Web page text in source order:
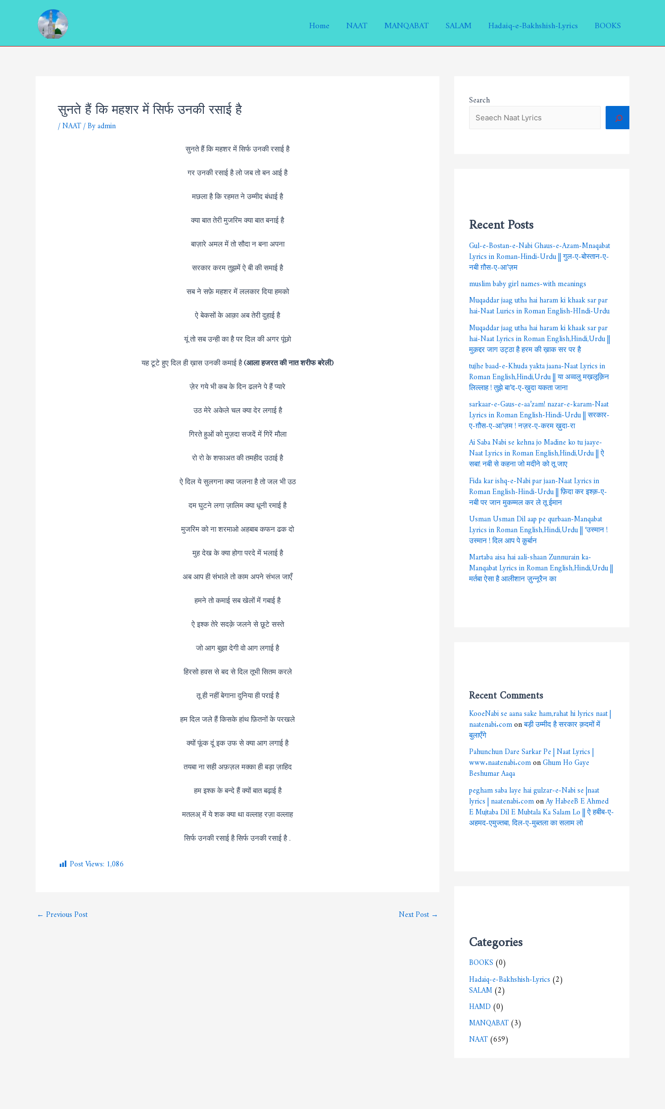
Home NAAT MANQABAT SALAM Hadaiq-e-Bakhshish-Lyrics BOOKS
सुनते हैं कि महशर में सिर्फ उनकी रसाई है
/NAAT/ Byadmin
सुनते हैं कि महशर में सिर्फ उनकी रसाई है
गर उनकी रसाई है लो जब तो बन आई है
मछला है कि रहमत ने उम्मीद बंधाई है
क्या बात तेरी मुजरिम क्या बात बनाई है
बाज़ारे अमल में तो सौदा न बना अपना
सरकार करम तुझमें ऐ बी की समाई है
सब ने सफ़े महशर में ललकार दिया हमको
ऐ बेकसों के आक़ा अब तेरी दुहाई है
यूं तो सब उन्ही का है पर दिल की अगर पूंछो
यह टूटे हुए दिल ही ख़ास उनकी कमाई है(आला हजरत की नात शरीफ बरेली)
ज़ेर गये भी कब के दिन ढलने पे हैं प्यारे
उठ मेरे अकेले चल क्या देर लगाई है
गिरते हुओं को मुज़दा सजदें में गिरें मौला
रो रो के शफाअत की तमहीद उठाई है
ऐ दिल ये सुलगना क्या जलना है तो जल भी उठ
दम घुटने लगा ज़ालिम क्या धूनी रमाई है
मुजरिम को ना शरमाओ अहबाब कफन ढक दो
मुह देख के क्या होगा परदे में भलाई है
अब आप ही संभाले तो काम अपने संभल जाएँ
हमने तो कमाई सब खेलों में गबाई है
ऐ इश्क तेरे सदक़े जलने से छूटे सस्ते
जो आग बुझा देगी वो आग लगाई है
हिरसो हवस से बद से दिल तूभी सितम करले
तू ही नहीं बेगाना दुनिया ही पराई है
हम दिल जले हैं किसके हांथ फ़ितनों के परखले
क्यों फूंक दूं इक उफ से क्या आग लगाई है
तयबा ना सही अफ़ज़ल मक्का ही बड़ा ज़ाहिद
हम इश्क के बन्दे हैं क्यों बात बढ़ाई है
मतलअ् में ये शक क्या था वल्लाह रज़ा वल्लाह
सिर्फ उनकी रसाई है सिर्फ उनकी रसाई है .
Post Views:1,086
Post
navigation
←Previous Post Next Post→
Search
Recent Posts
Gul-e-Bostan-e-Nabi Ghaus-e-Azam-Mnaqabat
Lyrics in Roman-Hindi-Urdu || गुल-ए-बोस्तान-ए-
नबी ग़ौस-ए-आ’ज़म
muslim baby girl names-with meanings
Muqaddar jaag utha hai haram ki khaak sar par
hai-Naat Lurics in Roman English-HIndi-Urdu
Muqaddar jaag utha hai haram ki khaak sar par
hai-Naat Lyrics in Roman English,Hindi,Urdu ||
मुक़द्दर जाग उट्ठा है हरम की ख़ाक सर पर है
tujhe baad-e-Khuda yakta jaana-Naat Lyrics in
Roman English,Hindi,Urdu || या अव्वलु मख़लूक़िन
लिल्लाह ! तुझे बा’द-ए-ख़ुदा यकता जाना
sarkaar-e-Gaus-e-aa’zam! nazar-e-karam-Naat
Lyrics in Roman English-Hindi-Urdu || सरकार-
ए-ग़ौस-ए-आ’ज़म ! नज़र-ए-करम ख़ुदा-रा
Ai Saba Nabi se kehna jo Madine ko tu jaaye-
Naat Lyrics in Roman English,Hindi,Urdu || ऐ
सबा! नबी से कहना जो मदीने को तू जाए
Fida kar ishq-e-Nabi par jaan-Naat Lyrics in
Roman English-Hindi-Urdu || फ़िदा कर इश्क़-ए-
नबी पर जान मुकम्मल कर ले तू ईमान
Usman Usman Dil aap pe qurbaan-Manqabat
Lyrics in Roman English,Hindi,Urdu || ‘उस्मान !
उस्मान ! दिल आप पे क़ुर्बान
Martaba aisa hai aali-shaan Zunnurain ka-
Manqabat Lyrics in Roman English,Hindi,Urdu ||
मर्तबा ऐसा है आलीशान ज़ुन्नूरैन का
Recent Comments
KooeNabi se aana sake ham,rahat hi lyrics naat |
naatenabi.comonबड़ी उम्मीद है सरकार क़दमों में
बुलाएँगे
Pahunchun Dare Sarkar Pe | Naat Lyrics |
www.naatenabi.comonGhum Ho Gaye
Beshumar Aaqa
pegham saba laye hai gulzar-e-Nabi se |naat
lyrics | naatenabi.comonAy HabeeB E Ahmed
E Mujtaba Dil E Mubtala Ka Salam Lo || ऐ हबीब-ए-
अहमद-एमुज्तबा, दिल-ए-मुब्तला का सलाम लो
Categories
BOOKS(0)
Hadaiq-e-Bakhshish-Lyrics(2)
SALAM(2)
HAMD(0)
MANQABAT(3)
NAAT(659)